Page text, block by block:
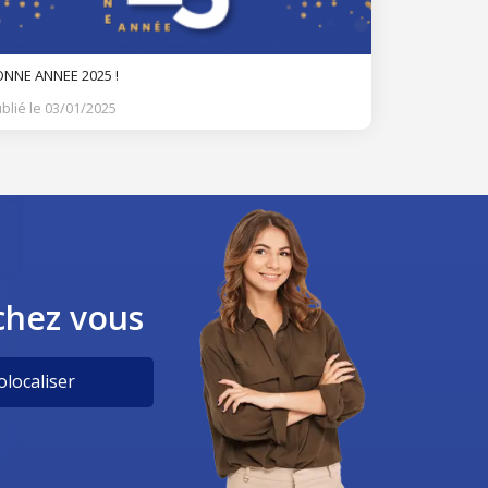
ANNEE 2025 !
le 03/01/2025
vous